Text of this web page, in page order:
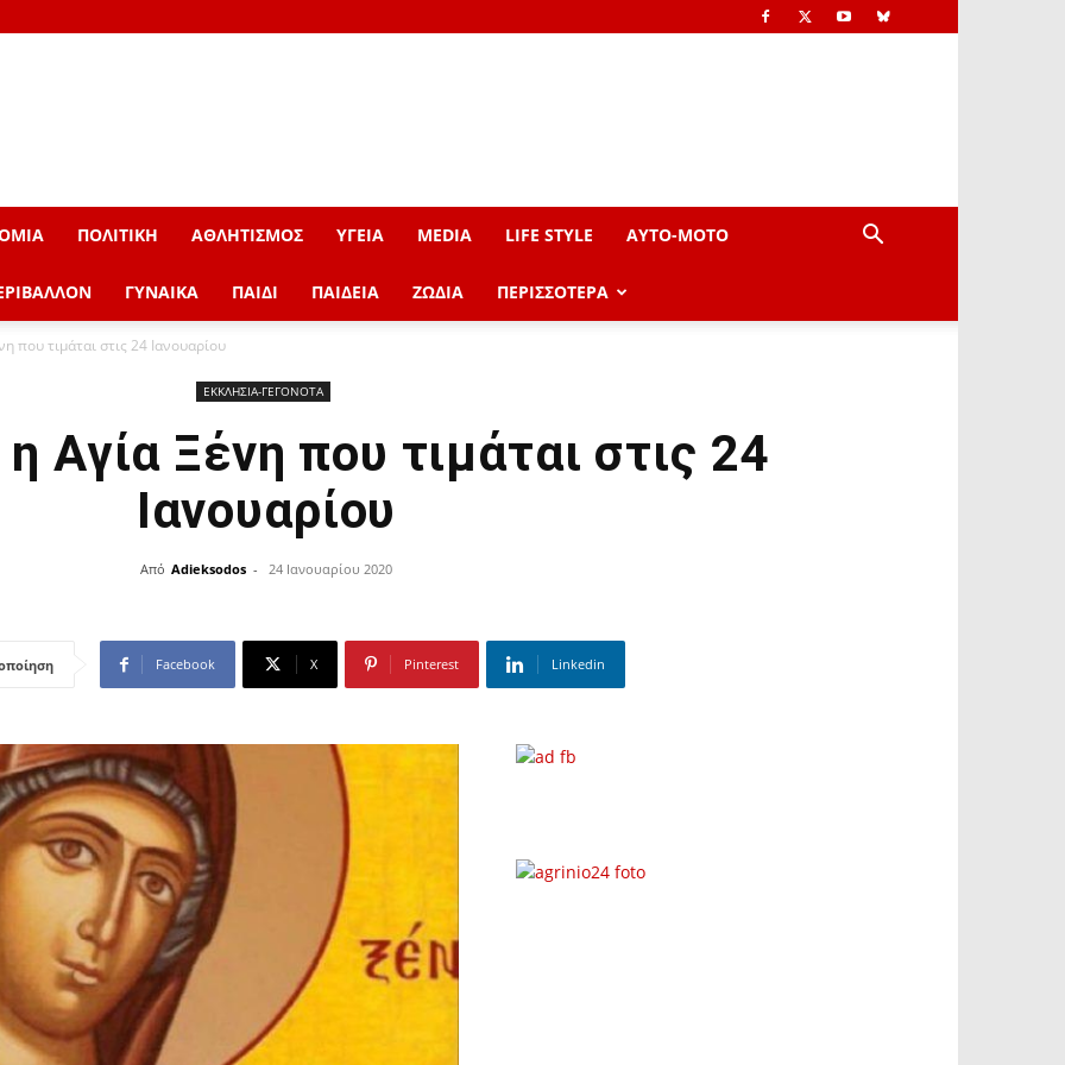
ΠΟΛΙΤΙΚΗ ΑΘΛΗΤΙΣΜΟΣ ΥΓΕΙΑ MEDIA LIFE STYLE AYTO-ΜOTO
ΓΥΝΑΙΚΑ ΠΑΙΔΙ ΠΑΙΔΕΙΑ ΖΩΔΙΑ ΠΕΡΙΣΣΟΤΕΡΑ
που τιμάται στις 24 Ιανουαρίου
ΕΚΚΛΗΣΙΑ-ΓΕΓΟΝΟΤΑ
Αγία Ξένη που τιμάται στις 24
Ιανουαρίου
Από Adieksodos - 24 Ιανουαρίου 2020
Facebook X Pinterest Linkedin